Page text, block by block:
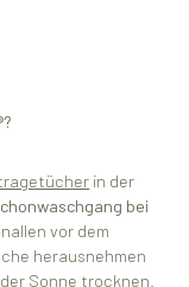
in der
bei
vor dem
herausnehmen
Sonne trocknen.